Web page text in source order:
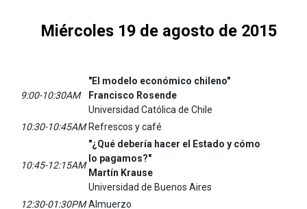
Miércoles 19 de agosto de 2015
9:00-10:30AM
"El modelo económico chileno"
Francisco Rosende
Universidad Católica de Chile
10:30-10:45AM Refrescos y café
10:45-12:15AM
"¿Qué debería hacer el Estado y cómo
lo pagamos?"
Martín Krause
Universidad de Buenos Aires
12:30-01:30PM Almuerzo